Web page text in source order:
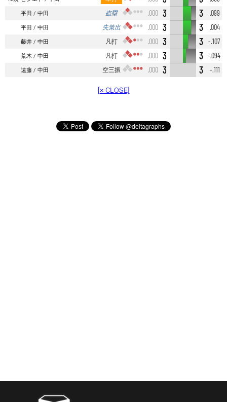
平田
中田 盗塁 .000 3 3
.099
平田
中田 失策出 .000 3 3
.004
藤井
中田 凡打 .000 3 3
-.107
荒木
中田 凡打 .000 3 3 -.094
遠藤
中田 空三振 .000 3 3 -.111
[× CLOSE]